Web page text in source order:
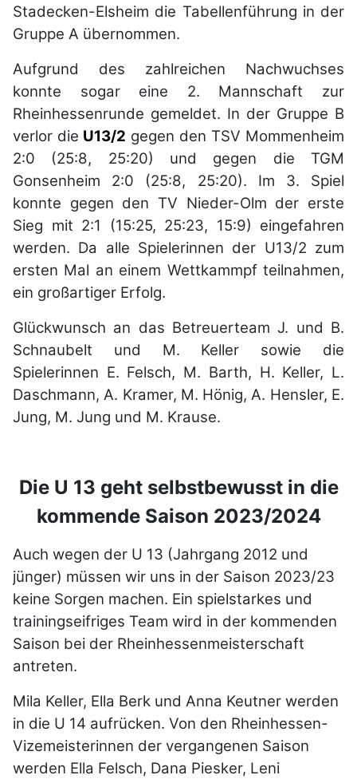
Stadecken-Elsheim die Tabellenführung in der
Gruppe A übernommen.
Aufgrund des zahlreichen Nachwuchses
konnte sogar eine 2. Mannschaft zur
Rheinhessenrunde gemeldet. In der Gruppe B
verlor die U13/2 gegen den TSV Mommenheim
2:0 (25:8, 25:20) und gegen die TGM
Gonsenheim 2:0 (25:8, 25:20). Im 3. Spiel
konnte gegen den TV Nieder-Olm der erste
Sieg mit 2:1 (15:25, 25:23, 15:9) eingefahren
werden. Da alle Spielerinnen der U13/2 zum
ersten Mal an einem Wettkammpf teilnahmen,
ein großartiger Erfolg.
Glückwunsch an das Betreuerteam J. und B.
Schnaubelt und M. Keller sowie die
Spielerinnen E. Felsch, M. Barth, H. Keller, L.
Daschmann, A. Kramer, M. Hönig, A. Hensler, E.
Jung, M. Jung und M. Krause.
Die U 13 geht selbstbewusst in die
kommende Saison 2023/2024
Auch wegen der U 13 (Jahrgang 2012 und
jünger) müssen wir uns in der Saison 2023/23
keine Sorgen machen. Ein spielstarkes und
trainingseifriges Team wird in der kommenden
Saison bei der Rheinhessenmeisterschaft
antreten.
Mila Keller, Ella Berk und Anna Keutner werden
in die U 14 aufrücken. Von den Rheinhessen-
Vizemeisterinnen der vergangenen Saison
werden Ella Felsch, Dana Piesker, Leni